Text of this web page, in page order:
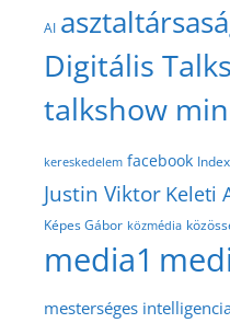
AI
Digitális
talkshow
kereskedelem facebook Index
Justin Viktor Keleti
Képes Gábor közmédia
media1
mesterséges